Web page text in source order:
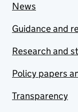
News
Guidance and
Research and
Policy papers
Transparency